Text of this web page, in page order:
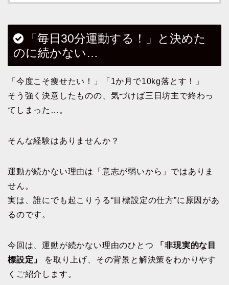
「毎日30分運動する！」と決めた
のに続かない…
「今度こそ痩せたい！」「1か月で10kg落とす！」
そう強く決意したものの、気づけば三日坊主で終わっ
てしまった…。
そんな経験はありませんか？
運動が続かない理由は「意志が弱いから」ではありま
せん。
実は、誰にでも起こりうる“目標設定の仕方”に原因があ
るのです。
今回は、運動が続かない理由のひとつ
「非現実的な目
標設定」
を取り上げ、その背景と解決策をわかりやす
くご紹介します。